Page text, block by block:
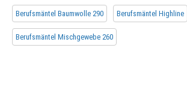
Berufsmäntel Baumwolle 290 Berufsmäntel Highline
Berufsmäntel Mischgewebe 260